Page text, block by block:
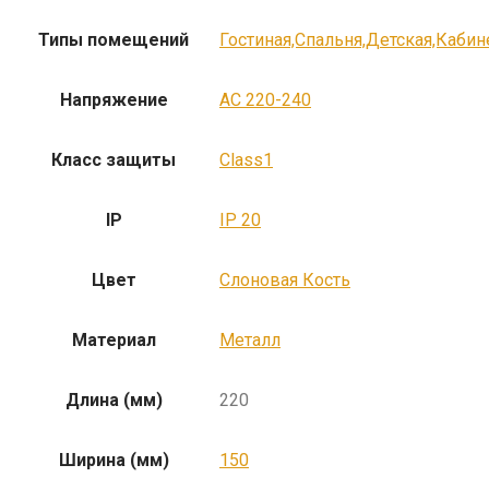
Типы помещений
Напряжение AC 220-240
Класс защиты Class1
IP IP 20
Цвет Слоновая Кость
Материал Металл
Длина (мм) 220
Ширина (мм) 150